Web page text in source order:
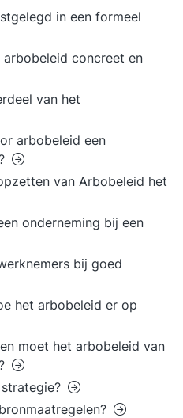
in een formeel
arbobeleid concreet en
van het
arbobeleid een
van Arbobeleid het
onderneming bij een
bij goed
het arbobeleid er op
moet het arbobeleid van